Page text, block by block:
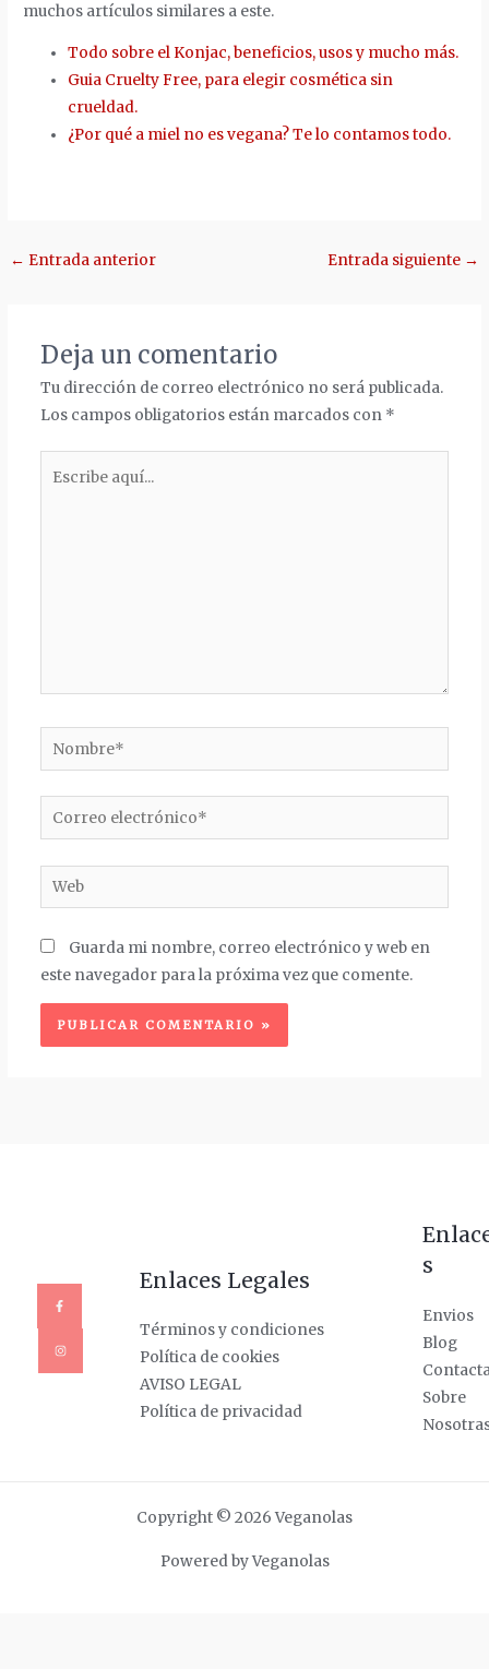
muchos artículos similares a este.
Todo sobre el Konjac, beneficios, usos y mucho más.
Guia Cruelty Free, para elegir cosmética sin
crueldad.
¿Por qué a miel no es vegana? Te lo contamos todo.
Navegación
← Entrada anterior Entrada siguiente →
Deja un comentario
Tu dirección de correo electrónico no será publicada.
Los campos obligatorios están marcados con *
Nombre*
Correo
electrónico*
Web
Guarda mi nombre, correo electrónico y web en
este navegador para la próxima vez que comente.
Enlaces Legales
Términos y condiciones
Política de cookies
AVISO LEGAL
Política de privacidad
s
Envios
Blog
Sobre
Copyright © 2026 Veganolas
Powered by Veganolas